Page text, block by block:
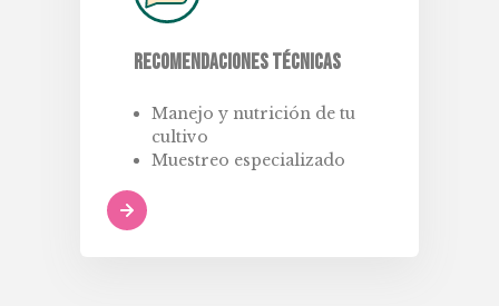
Recomendaciones Técnicas
Manejo y nutrición de tu
cultivo
Muestreo especializado